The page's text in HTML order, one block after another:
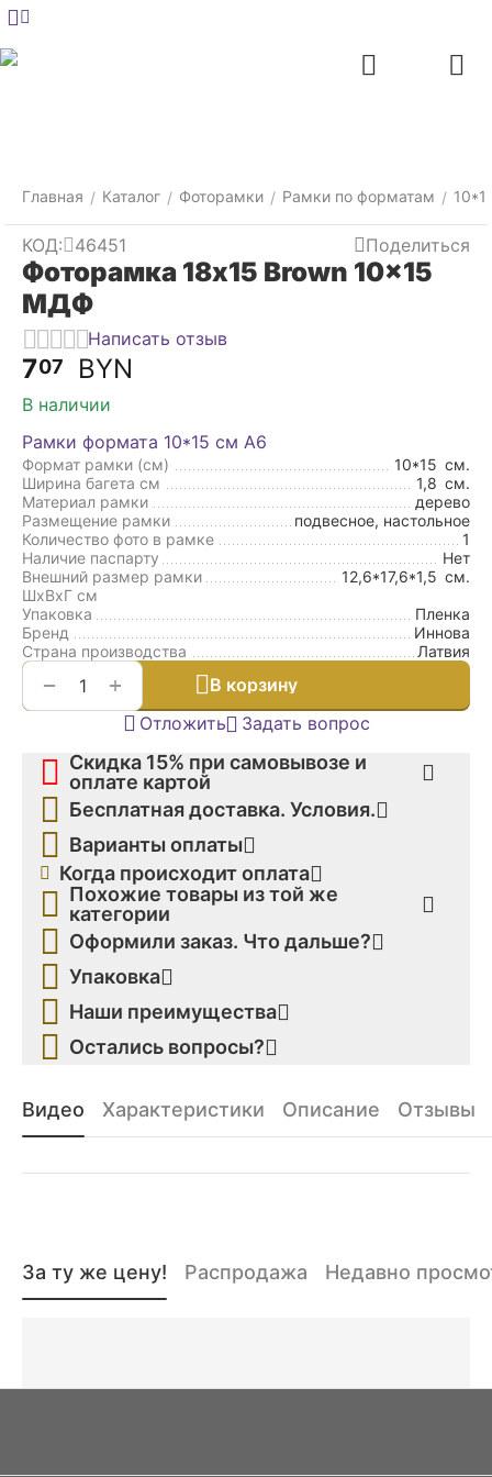
Главная / Каталог / Фоторамки / Рамки по форматам /
КОД: 46451 Поделиться
Фоторамка 18x15 Brown 10x15
МДФ
Написать отзыв
707 BYN
В наличии
Рамки формата 10*15 см А6
Формат рамки (см) 10*15 см.
Ширина багета см
1,8 см.
Материал рамки
дерево
Размещение рамки
подвесное, настольное
Количество фото в рамке
1
Наличие паспарту
Нет
Внешний размер рамки
ШxВxГ см
12,6*17,6*1,5 см.
Упаковка
Пленка
Бренд
Иннова
Страна производства
Латвия
+
−
В корзину
Отложить
Задать вопрос
Скидка 15% при самовывозе и
оплате картой
Бесплатная доставка. Условия.
Варианты оплаты
Когда происходит оплата
Похожие товары из той же
категории
Оформили заказ. Что дальше?
Упаковка
Наши преимущества
Остались вопросы?
Видео Характеристики Описание Отзывы
За ту же цену! Распродажа Недавно